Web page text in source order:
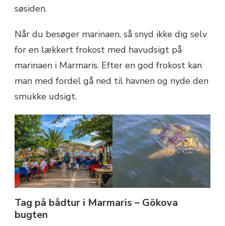
søsiden.
Når du besøger marinaen, så snyd ikke dig selv
for en lækkert frokost med havudsigt på
marinaen i Marmaris. Efter en god frokost kan
man med fordel gå ned til havnen og nyde den
smukke udsigt.
Tag på bådtur i Marmaris – Gökova
bugten